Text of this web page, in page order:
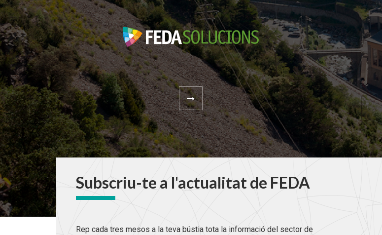
Subscriu-te a l'actualitat de FEDA
Rep cada tres mesos a la teva bústia tota la informació del sector de